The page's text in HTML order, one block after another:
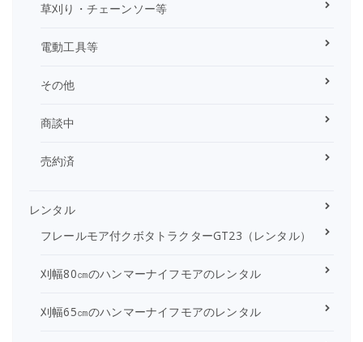
草刈り・チェーンソー等
電動工具等
その他
商談中
売約済
レンタル
フレールモア付クボタトラクターGT23（レンタル）
刈幅80㎝のハンマーナイフモアのレンタル
刈幅65㎝のハンマーナイフモアのレンタル